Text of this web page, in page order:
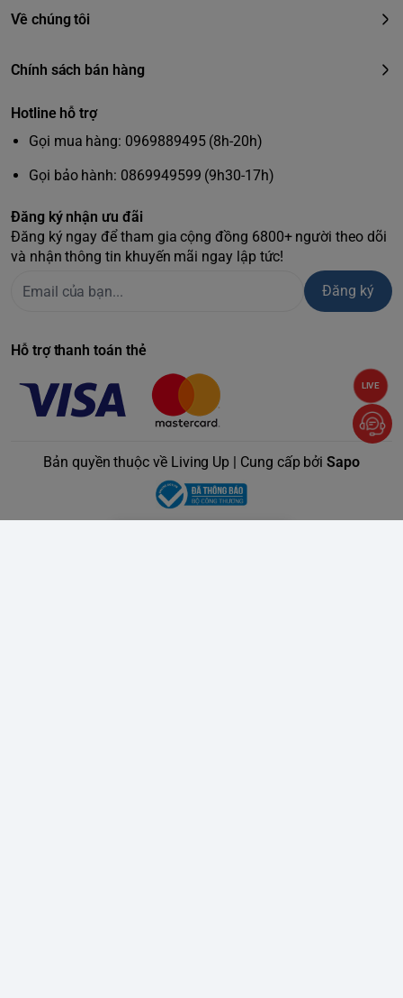
Về chúng tôi
Chính sách bán hàng
Hotline hỗ trợ
Gọi mua hàng: 0969889495 (8h-20h)
Gọi bảo hành: 0869949599 (9h30-17h)
Đăng ký nhận ưu đãi
Đăng ký ngay để tham gia cộng đồng 6800+ người theo dõi
và nhận thông tin khuyến mãi ngay lập tức!
Đăng ký
Hỗ trợ thanh toán thẻ
Bản quyền thuộc về Living Up | Cung cấp bởiSapo
LIVE